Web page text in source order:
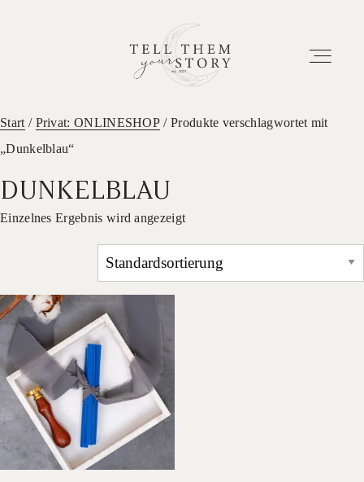
ETWAS ÜBER UNS
Start / Privat: ONLINESHOP / Produkte verschlagwortet mit
„Dunkelblau“
DUNKELBLAU
Einzelnes Ergebnis wird angezeigt